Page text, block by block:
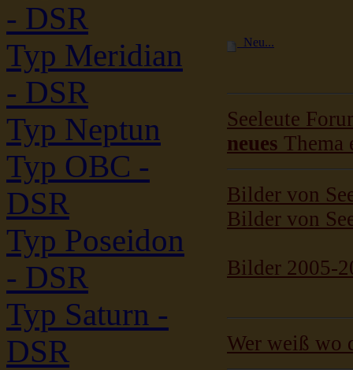
- DSR
Typ Meridian
- DSR
Typ Neptun
Typ OBC -
DSR
Typ Poseidon
- DSR
Typ Saturn -
DSR
Neu...
Seeleute
neues Thema
Bilder von
Bilder von
Bilder 2005-
Wer weiß wo